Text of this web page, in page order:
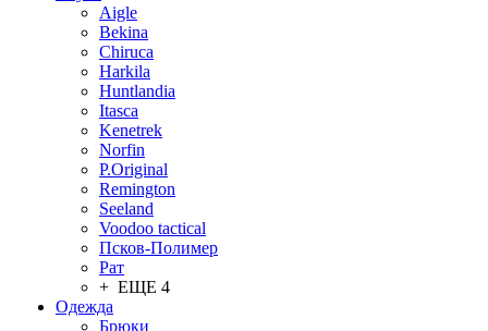
Aigle
Bekina
Chiruсa
Harkila
Huntlandia
Itasca
Kenetrek
Norfin
P.Original
Remington
Seeland
Voodoo tactical
Псков-Полимер
Рат
+ ЕЩЕ 4
Одежда
Брюки